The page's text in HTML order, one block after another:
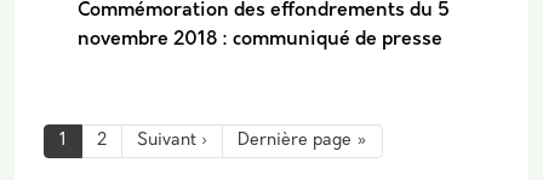
Commémoration des effondrements du 5
novembre 2018 : communiqué de presse
Pagination
1 2 Suivant › Page suivante
Dernière page »